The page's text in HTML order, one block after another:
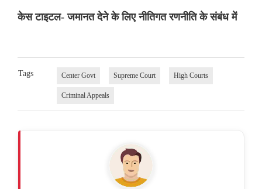
केस टाइटल- जमानत देने के लिए नीतिगत रणनीति के संबंध में
Tags Center Govt Supreme Court High Courts
Criminal Appeals